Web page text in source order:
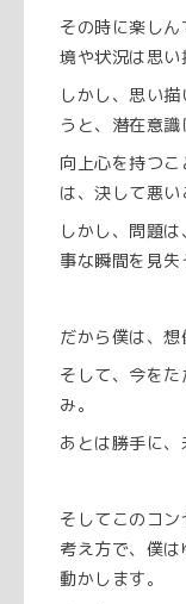
その時に楽し
境や状況は思い
しかし、思い
うと、潜在意識
向上心を持つ
は、決して悪い
しかし、問題
事な瞬間を見失
だから僕は、想
そして、今を
み。
あとは勝手に、
そしてこのコ
考え方で、僕
動かします。